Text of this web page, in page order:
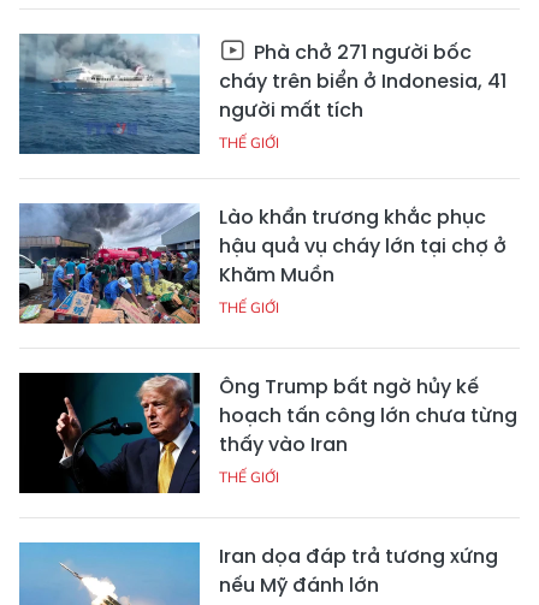
Phà chở 271 người bốc
cháy trên biển ở Indonesia, 41
người mất tích
THẾ GIỚI
Lào khẩn trương khắc phục
hậu quả vụ cháy lớn tại chợ ở
Khăm Muồn
THẾ GIỚI
Ông Trump bất ngờ hủy kế
hoạch tấn công lớn chưa từng
thấy vào Iran
THẾ GIỚI
Iran dọa đáp trả tương xứng
nếu Mỹ đánh lớn